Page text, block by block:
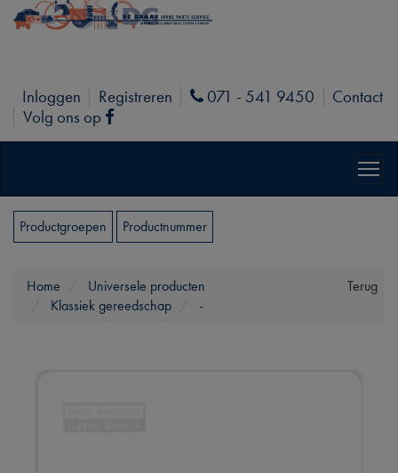
Inloggen Registreren Phone
071 - 541 9450
Contact
Volg ons op
Facebook
Productgroepen Productnummer
Terug
Home
Universele producten
Klassiek gereedschap
-